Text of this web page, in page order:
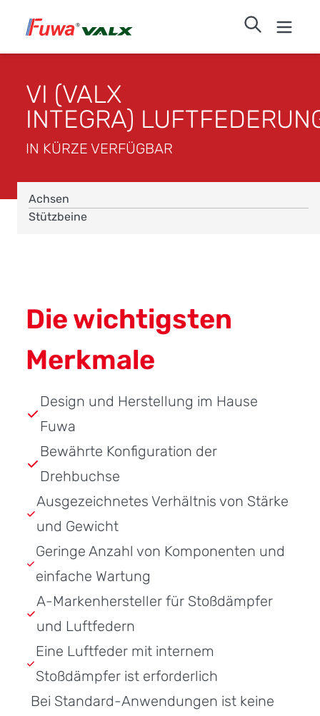
VI (VALX
INTEGRA)
IN KÜRZE VERFÜGBAR
Achsen
Stützbeine
Die wichtigsten
Merkmale
Design und Herstellung im Hause
Fuwa
Bewährte Konfiguration der
Drehbuchse
Ausgezeichnetes Verhältnis von Stärke
und Gewicht
Geringe Anzahl von Komponenten und
einfache Wartung
A-Markenhersteller für Stoßdämpfer
und Luftfedern
Eine Luftfeder mit internem
Stoßdämpfer ist erforderlich
Bei Standard-Anwendungen ist keine